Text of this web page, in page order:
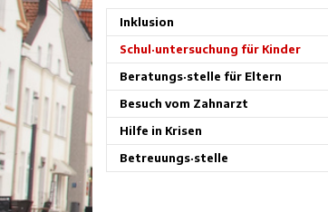
Inklusion
Schul·untersuchung für Kinder
Beratungs·stelle für Eltern
Besuch vom Zahnarzt
Hilfe in Krisen
Betreuungs·stelle